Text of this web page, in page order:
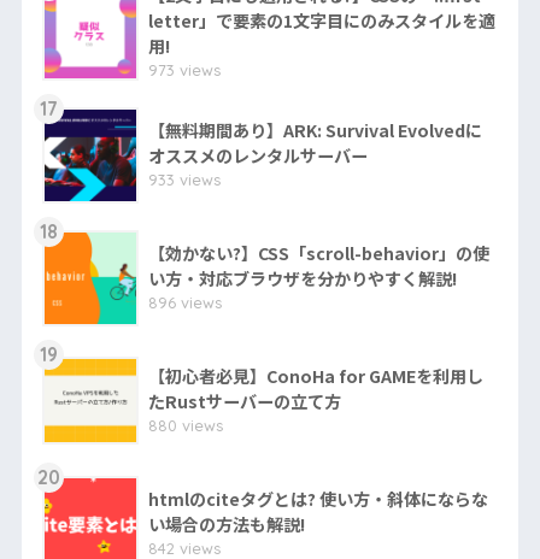
letter」で要素の1文字目にのみスタイルを適
用!
973 views
17
【無料期間あり】ARK: Survival Evolvedに
オススメのレンタルサーバー
933 views
18
【効かない?】CSS「scroll-behavior」の使
い方・対応ブラウザを分かりやすく解説!
896 views
19
【初心者必見】ConoHa for GAMEを利用し
たRustサーバーの立て方
880 views
20
htmlのciteタグとは? 使い方・斜体にならな
い場合の方法も解説!
842 views